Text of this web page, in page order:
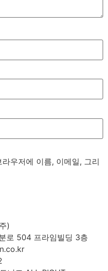
우저에 이름, 이메일, 그리
)
로 504 프라임빌딩 3층